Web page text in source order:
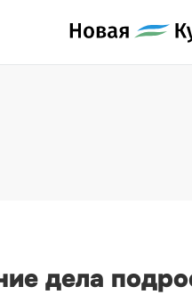
дела